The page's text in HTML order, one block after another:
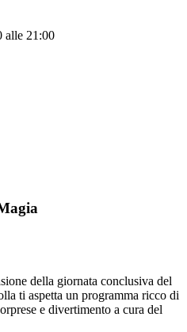
alle 21:00
della giornata conclusiva del
ti aspetta un programma ricco di
e divertimento a cura del